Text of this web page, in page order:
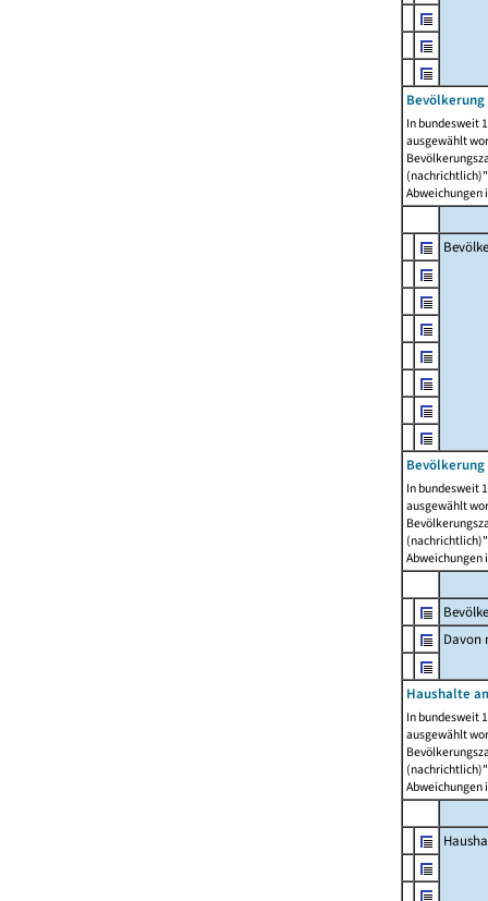
In bundesweit
ausgewählt
Abweichungen
In bundesweit
ausgewählt
Abweichungen
Davon
Haushalte
In bundesweit
ausgewählt
Abweichungen